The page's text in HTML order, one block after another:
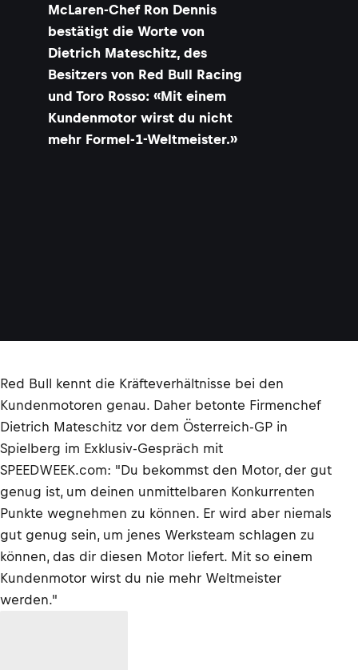
McLaren-Chef Ron Dennis
bestätigt die Worte von
Dietrich Mateschitz, des
Besitzers von Red Bull Racing
und Toro Rosso: «Mit einem
Kundenmotor wirst du nicht
mehr Formel-1-Weltmeister.»
Red Bull kennt die Kräfteverhältnisse bei den
Kundenmotoren genau. Daher betonte Firmenchef
Dietrich Mateschitz vor dem Österreich-GP in
Spielberg im Exklusiv-Gespräch mit
SPEEDWEEK.com: "Du bekommst den Motor, der gut
genug ist, um deinen unmittelbaren Konkurrenten
Punkte wegnehmen zu können. Er wird aber niemals
gut genug sein, um jenes Werksteam schlagen zu
können, das dir diesen Motor liefert. Mit so einem
Kundenmotor wirst du nie mehr Weltmeister
werden."